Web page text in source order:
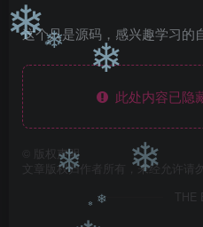
这个只是源码，感兴趣学习的
此处内容已隐
版权声明
文章版权归作者所有，未经允许请
THE
❄
❄
❄